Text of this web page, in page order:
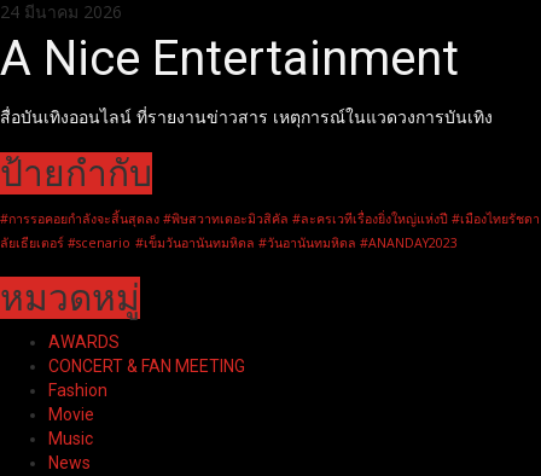
Skip
to
content
24 มีนาคม 2026
A Nice Entertainment
สื่อบันเทิงออนไลน์ ที่รายงานข่าวสาร เหตุการณ์ในแวดวงการบันเทิง
ป้ายกำกับ
#การรอคอยกำลังจะสิ้นสุดลง #พิษสวาทเดอะมิวสิคัล #ละครเวทีเรื่องยิ่งใหญ่แห่งปี #เมืองไทยรัชดา
ลัยเธียเตอร์ #scenario #เข็มวันอานันทมหิดล #วันอานันทมหิดล #ANANDAY2023
หมวดหมู่
AWARDS
CONCERT & FAN MEETING
Fashion
Movie
Music
News